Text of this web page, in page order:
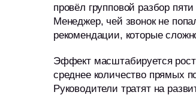
провёл групповой разбор
Менеджер, чей звонок не
рекомендации, которые
Эффект масштабируется
среднее количество прямых
Руководители тратят на